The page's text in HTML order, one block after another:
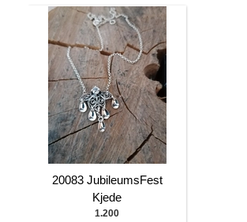
20083 JubileumsFest
Kjede
1.200